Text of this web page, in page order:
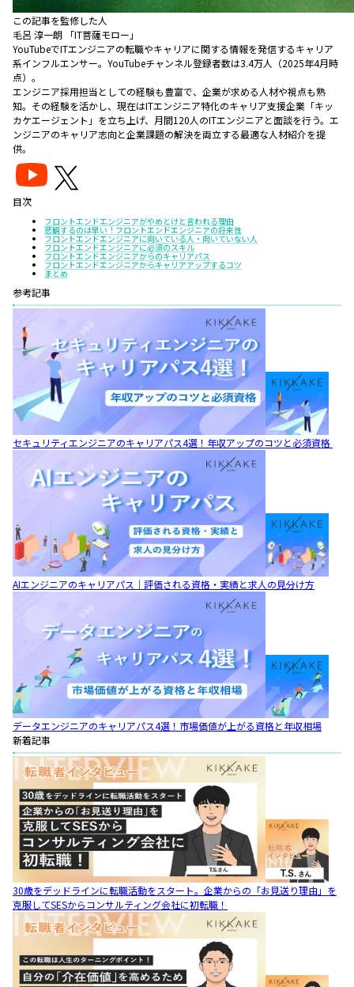
この記事を監修した人
毛呂 淳一朗 「IT菩薩モロー」
YouTubeでITエンジニアの転職やキャリアに関する情報を発信するキャリア
系インフルエンサー。YouTubeチャンネル登録者数は3.4万人（2025年4月時
点）。
エンジニア採用担当としての経験も豊富で、企業が求める人材や視点も熟
知。その経験を活かし、現在はITエンジニア特化のキャリア支援企業「キッ
カケエージェント」を立ち上げ、月間120人のITエンジニアと面談を行う。エ
ンジニアのキャリア志向と企業課題の解決を両立する最適な人材紹介を提
供。
目次
フロントエンドエンジニアがやめとけと言われる理由
悲観するのは早い！フロントエンドエンジニアの将来性
フロントエンドエンジニアに向いている人・向いていない人
フロントエンドエンジニアに必須のスキル
フロントエンドエンジニアからのキャリアパス
フロントエンドエンジニアからキャリアアップするコツ
まとめ
参考記事
セキュリティエンジニアのキャリアパス4選！年収アップのコツと必須資格
AIエンジニアのキャリアパス｜評価される資格・実績と求人の見分け方
データエンジニアのキャリアパス4選！市場価値が上がる資格と年収相場
新着記事
30歳をデッドラインに転職活動をスタート。企業からの「お見送り理由」を
克服してSESからコンサルティング会社に初転職！